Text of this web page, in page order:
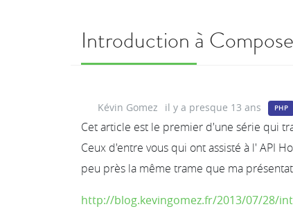
Introduction à
Kévin Gomez il y a presque 13 ans PHP
Cet article est le premier d'une série qui
Ceux d'entre vous qui ont assisté à l' API
peu près la même trame que ma
http://blog.kevingomez.fr/2013/07/28/